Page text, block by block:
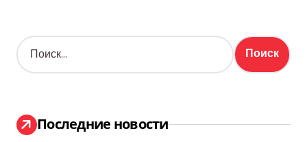
Н
а
:
Последние новости